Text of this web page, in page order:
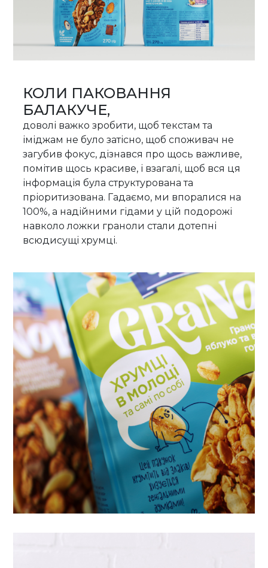
КОЛИ ПАКОВАННЯ
БАЛАКУЧЕ,
доволі важко зробити, щоб текстам та
іміджам не було затісно, щоб споживач не
загубив фокус, дізнався про щось важливе,
помітив щось красиве, і взагалі, щоб вся ця
інформація була структурована та
пріоритизована. Гадаємо, ми впоралися на
100%, а надійними гідами у цій подорожі
навколо ложки граноли стали дотепні
всюдисущі хрумці.